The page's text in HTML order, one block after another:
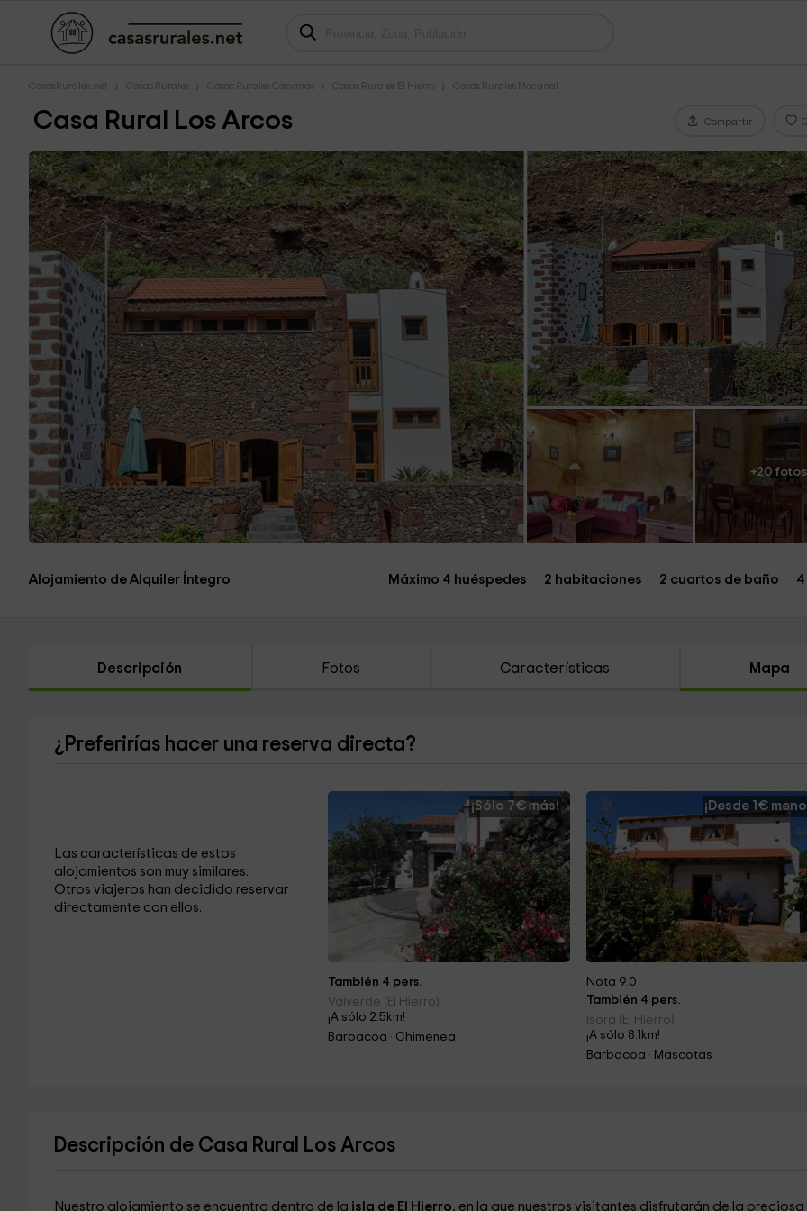
CasasRurales.net Casas Rurales Casas Rurales Canarias Casas Rurales El Hierro Casas Rurales Mocanal
Casa Rural Los Arcos Compartir
+20 fotos
Alojamiento de Alquiler Íntegro Máximo 4 huéspedes 2 habitaciones 2 cuartos de baño
Descripción Fotos Características Mapa
¿Preferirías hacer una reserva directa?
Las características de estos
alojamientos son muy similares.
Otros viajeros han decidido reservar
directamente con ellos.
¡Sólo 7€ más!
También 4 pers.
Valverde (El Hierro)
¡A sólo 2.5km!
Barbacoa · Chimenea
¡Desde 1€
Nota 9.0
También 4 pers.
Isora (El Hierro)
¡A sólo 8.1km!
Barbacoa · Mascotas
Descripción de Casa Rural Los Arcos
Nuestro alojamiento se encuentra dentro de la isla de El Hierro, en la que nuestros visitantes disfrutarán de la preciosa